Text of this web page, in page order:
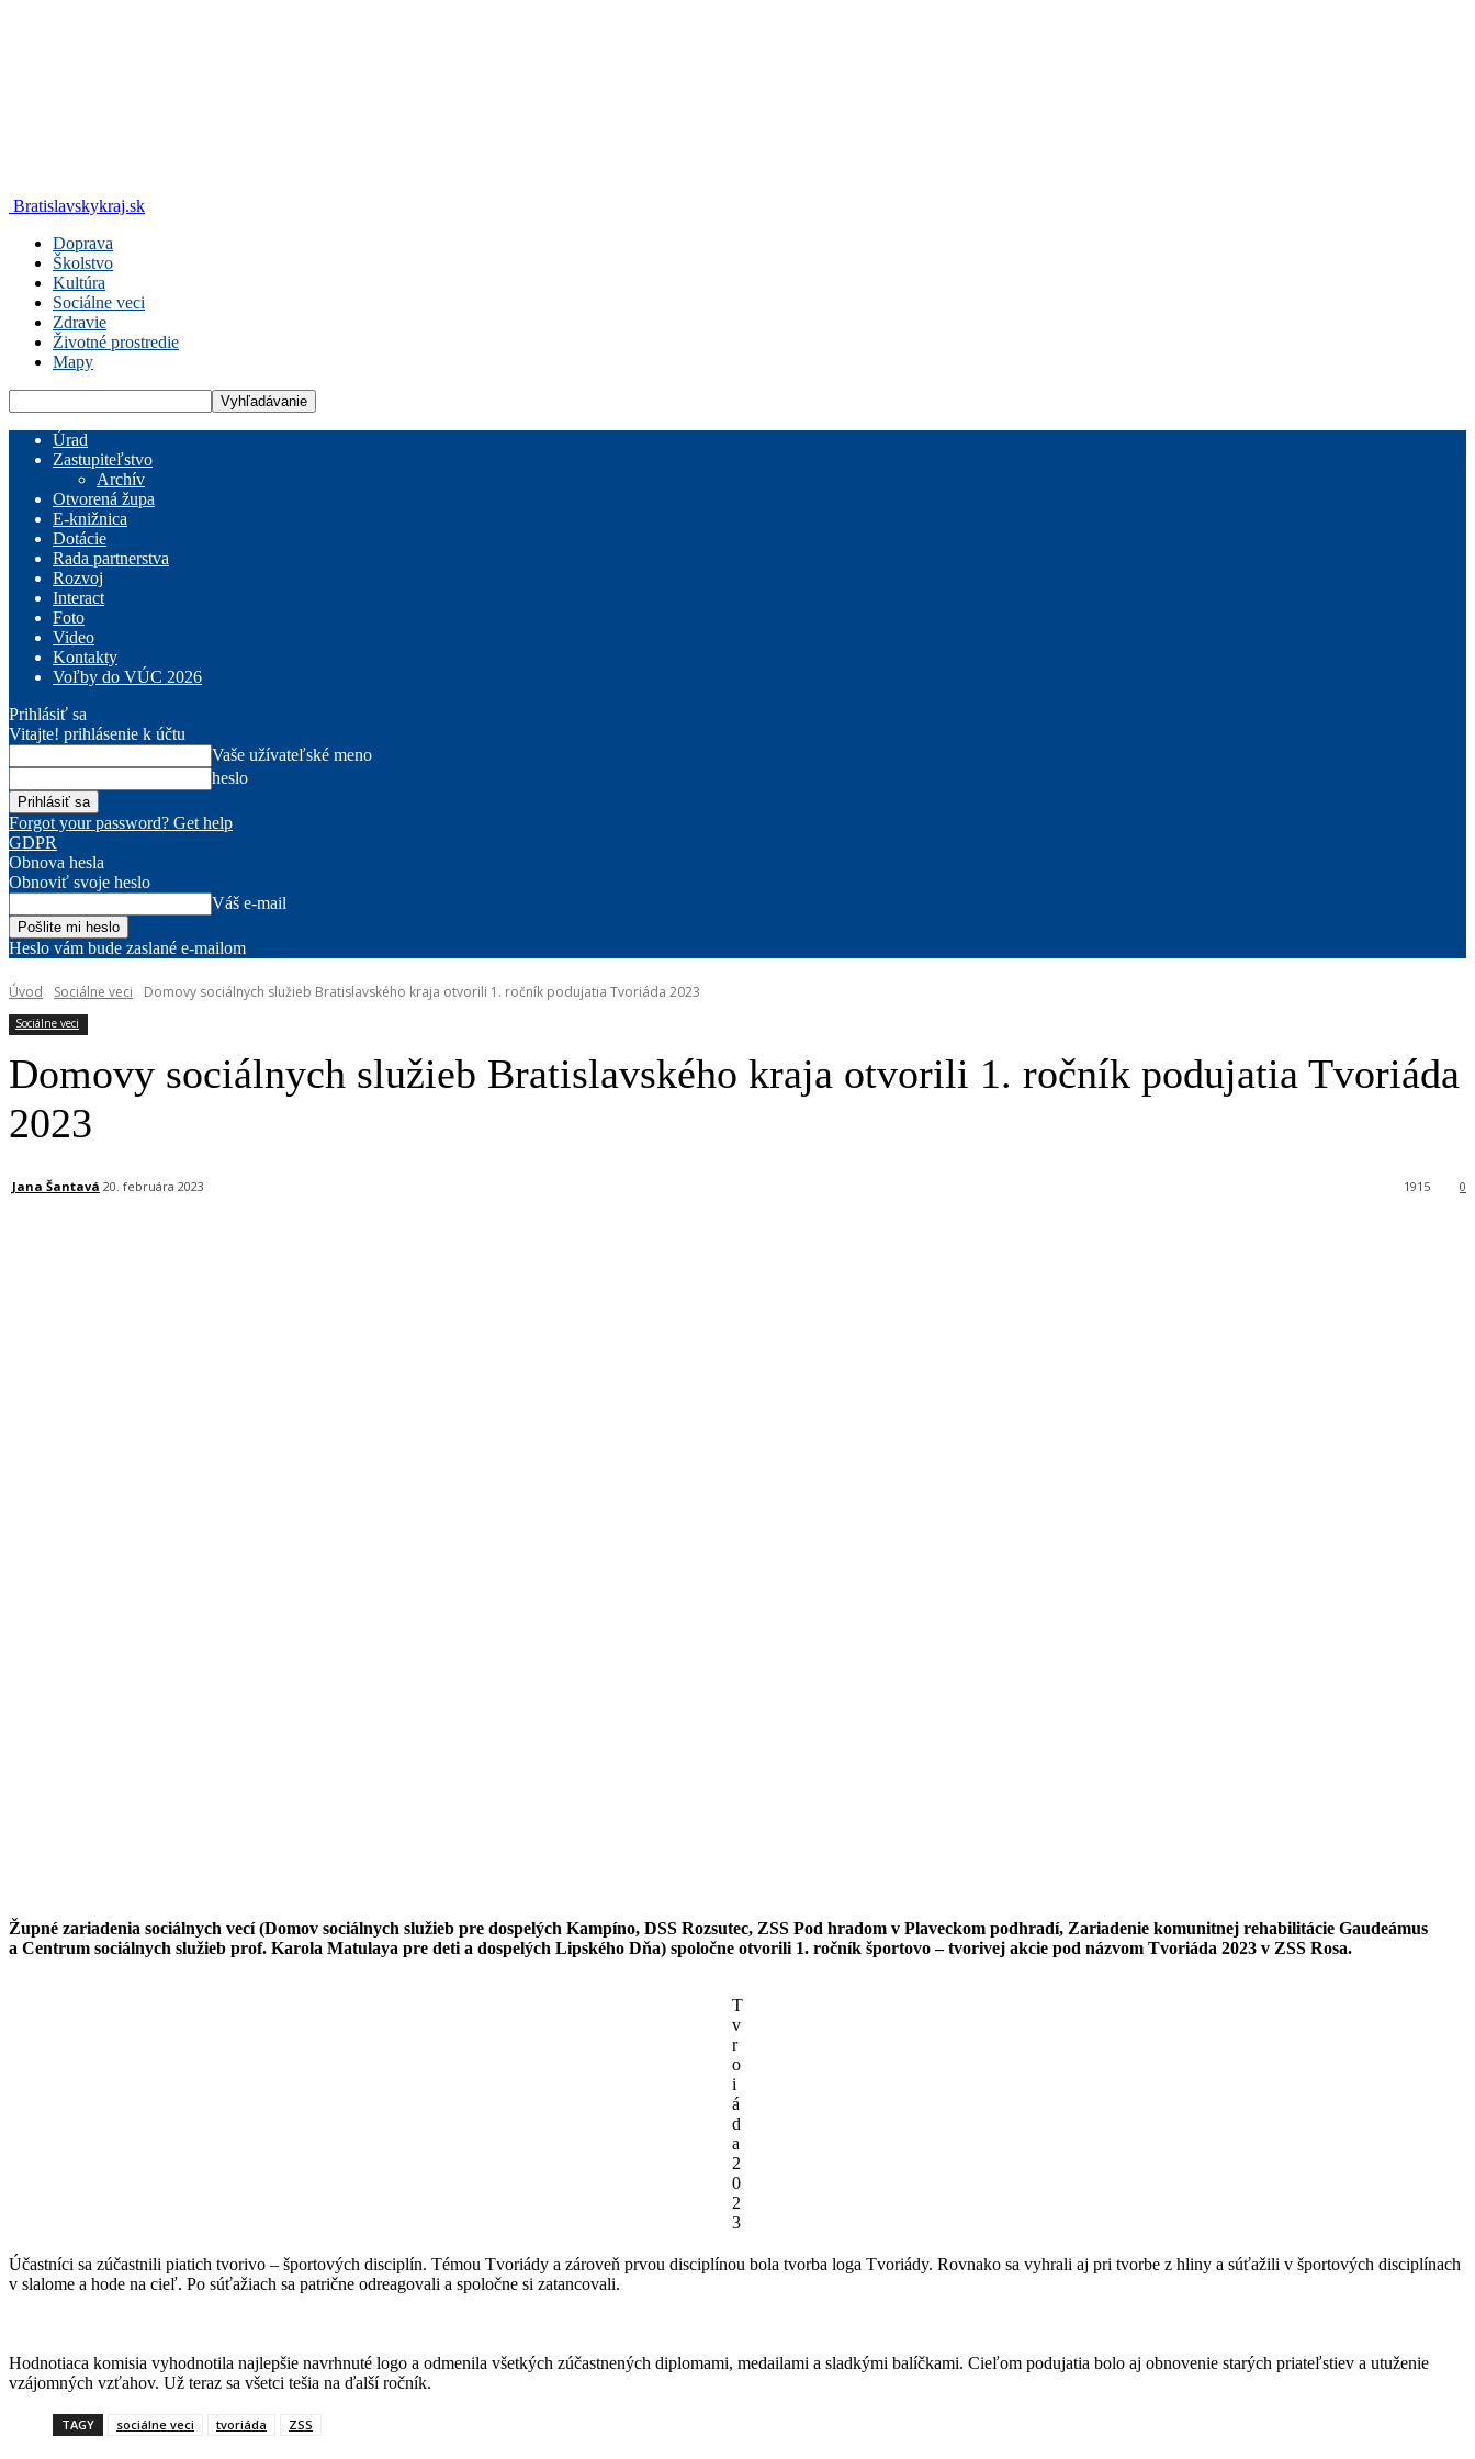
Bratislavskykraj.sk
Doprava
Školstvo
Kultúra
Sociálne veci
Zdravie
Životné prostredie
Mapy
Úrad
Zastupiteľstvo
Archív
Otvorená župa
E-knižnica
Dotácie
Rada partnerstva
Rozvoj
Interact
Foto
Video
Kontakty
Voľby do VÚC 2026
Prihlásiť sa
Vitajte! prihlásenie k účtu
Vaše užívateľské meno
heslo
Forgot your password? Get help
GDPR
Obnova hesla
Obnoviť svoje heslo
Váš e-mail
Heslo vám bude zaslané e-mailom
Úvod Sociálne veci Domovy sociálnych služieb Bratislavského kraja otvorili 1. ročník podujatia Tvoriáda 2023
Sociálne veci
Domovy sociálnych služieb Bratislavského kraja otvorili 1. ročník podujatia Tvoriáda
2023
Jana Šantavá 20. februára 2023 0
1915
Župné zariadenia sociálnych vecí (Domov sociálnych služieb pre dospelých Kampíno, DSS Rozsutec, ZSS Pod hradom v Plaveckom podhradí, Zariadenie komunitnej rehabilitácie Gaudeámus
a Centrum sociálnych služieb prof. Karola Matulaya pre deti a dospelých Lipského Dňa) spoločne otvorili 1. ročník športovo – tvorivej akcie pod názvom Tvoriáda 2023 v ZSS Rosa.
T
v
r
o
i
á
d
a
2
0
2
3
Účastníci sa zúčastnili piatich tvorivo – športových disciplín. Témou Tvoriády a zároveň prvou disciplínou bola tvorba loga Tvoriády. Rovnako sa vyhrali aj pri tvorbe z hliny a súťažili v športových disciplínach
v slalome a hode na cieľ. Po súťažiach sa patrične odreagovali a spoločne si zatancovali.
Hodnotiaca komisia vyhodnotila najlepšie navrhnuté logo a odmenila všetkých zúčastnených diplomami, medailami a sladkými balíčkami. Cieľom podujatia bolo aj obnovenie starých priateľstiev a utuženie
vzájomných vzťahov. Už teraz sa všetci tešia na ďalší ročník.
TAGY sociálne veci tvoriáda ZSS